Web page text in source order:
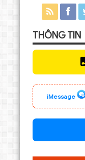
THÔNG TIN
iMessage